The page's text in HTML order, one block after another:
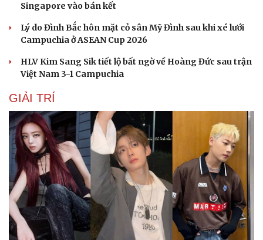
Thể thao
Bóng đá
Lịch thi đấu bóng đá
Thế giới thể thao
eSports
Hậu trường
Ô tô
Xe máy
Tư vấn
Singapore vào bán kết
Lý do Đình Bắc hôn mặt cỏ sân Mỹ Đình sau khi xé lưới
Campuchia ở ASEAN Cup 2026
HLV Kim Sang Sik tiết lộ bất ngờ về Hoàng Đức sau trận
Việt Nam 3-1 Campuchia
GIẢI TRÍ